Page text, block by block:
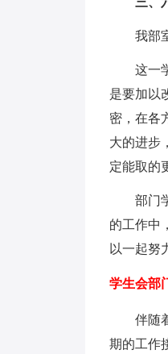
我部室
这一学
是要加以
密，在各
大的进步
定能取的
部门学
的工作中
以一起努
学生会部
伴随着
期的工作